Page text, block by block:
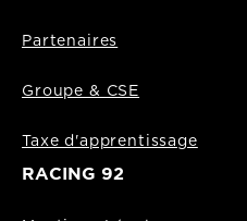
Partenaires
Groupe & CSE
Taxe d'apprentissage
RACING 92